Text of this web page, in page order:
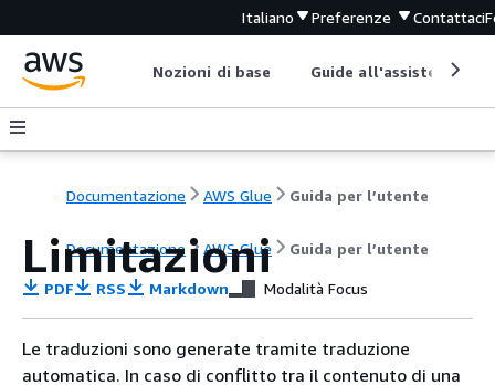
Italiano Preferenze Contattaci
Nozioni di base Guide all'assistenza
Documentazione AWS Glue Guida per l’utente
Documentazione AWS Glue Guida per l’utente
Limitazioni
PDF RSS Markdown Modalità Focus
Le traduzioni sono generate tramite traduzione
automatica. In caso di conflitto tra il contenuto di una